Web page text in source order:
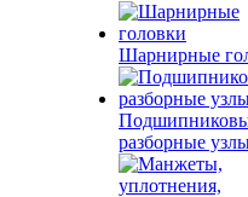
Шарнирные
разборные